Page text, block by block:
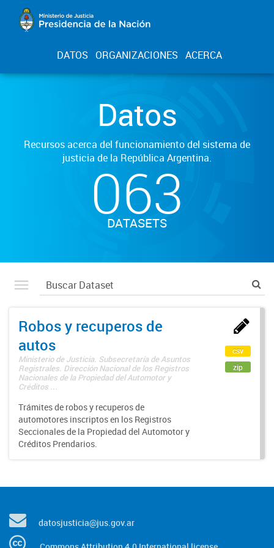
DATOS ORGANIZACIONES ACERCA
Datos
Recursos acerca del funcionamiento del sistema de
justicia de la República Argentina.
063
DATASETS
Robos y recuperos de
autos
Ministerio de Justicia. Subsecretaría de Asuntos
Registrales. Dirección Nacional de los Registros
Nacionales de la Propiedad del Automotor y
Créditos ...
Trámites de robos y recuperos de
automotores inscriptos en los Registros
Seccionales de la Propiedad del Automotor y
Créditos Prendarios.
csv
zip
datosjusticia@jus.gov.ar